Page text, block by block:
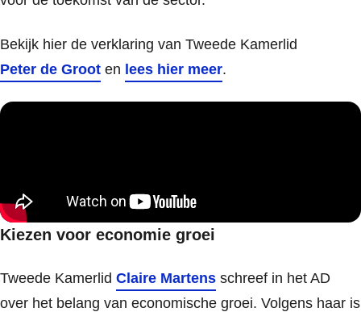
Bekijk hier de verklaring van Tweede Kamerlid
Peter de Groot en lees hier meer.
Kiezen voor economie groei
Tweede Kamerlid Claire Martens schreef in het AD
over het belang van economische groei. Volgens haar is